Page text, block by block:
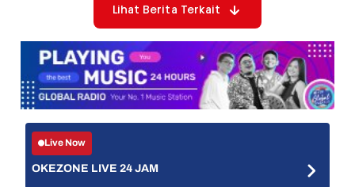
Lihat Berita Terkait
Live Now
OKEZONE LIVE 24 JAM